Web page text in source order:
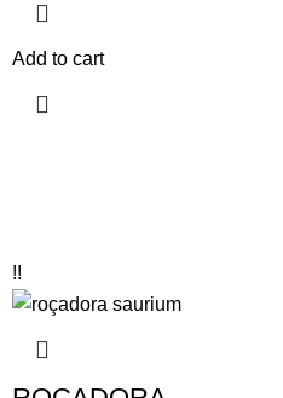
Add to cart
!!